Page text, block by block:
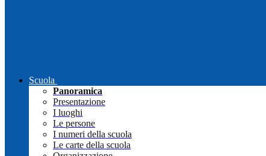
Scuola
Panoramica
Presentazione
I luoghi
Le persone
I numeri della scuola
Le carte della scuola